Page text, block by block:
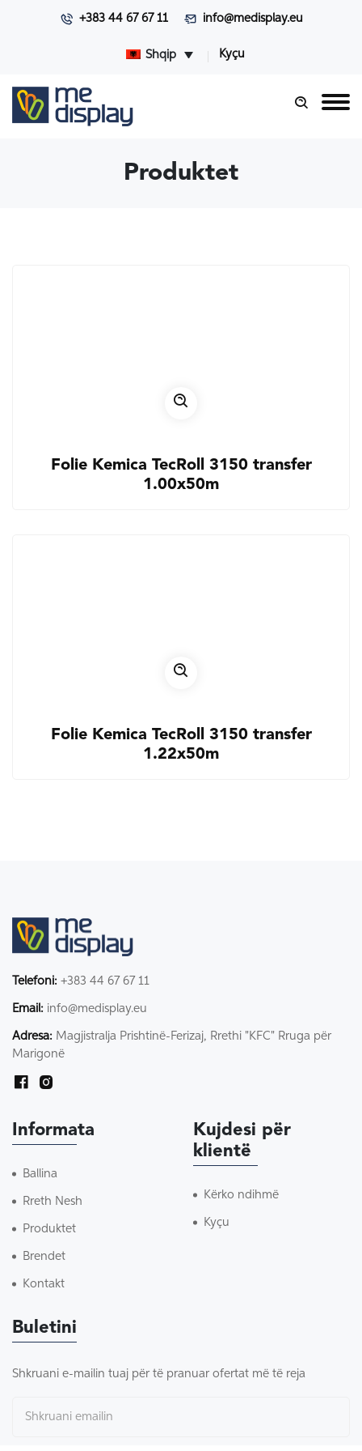
+383 44 67 67 11 info@medisplay.eu
Shqip Kyçu
Produktet
Folie Kemica TecRoll 3150 transfer
1.00x50m
Folie Kemica TecRoll 3150 transfer
1.22x50m
Telefoni: +383 44 67 67 11
Email: info@medisplay.eu
Adresa: Magjistralja Prishtinë-Ferizaj, Rrethi "KFC" Rruga për
Marigonë
Informata
Ballina
Rreth Nesh
Produktet
Brendet
Kontakt
Kujdesi për
klientë
Kërko ndihmë
Kyçu
Buletini
Shkruani e-mailin tuaj për të pranuar ofertat më të reja